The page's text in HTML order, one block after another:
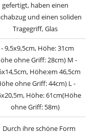
gefertigt, haben einen
und einen soliden
Tragegriff, Glas
- 9,5x9,5cm, Höhe: 31cm
ohne Griff: 28cm) M -
Höhe:em 46,5cm
ohne Griff: 44cm) L -
Höhe: 61cm(Höhe
ohne Griff: 58m)
Durch ihre schöne Form